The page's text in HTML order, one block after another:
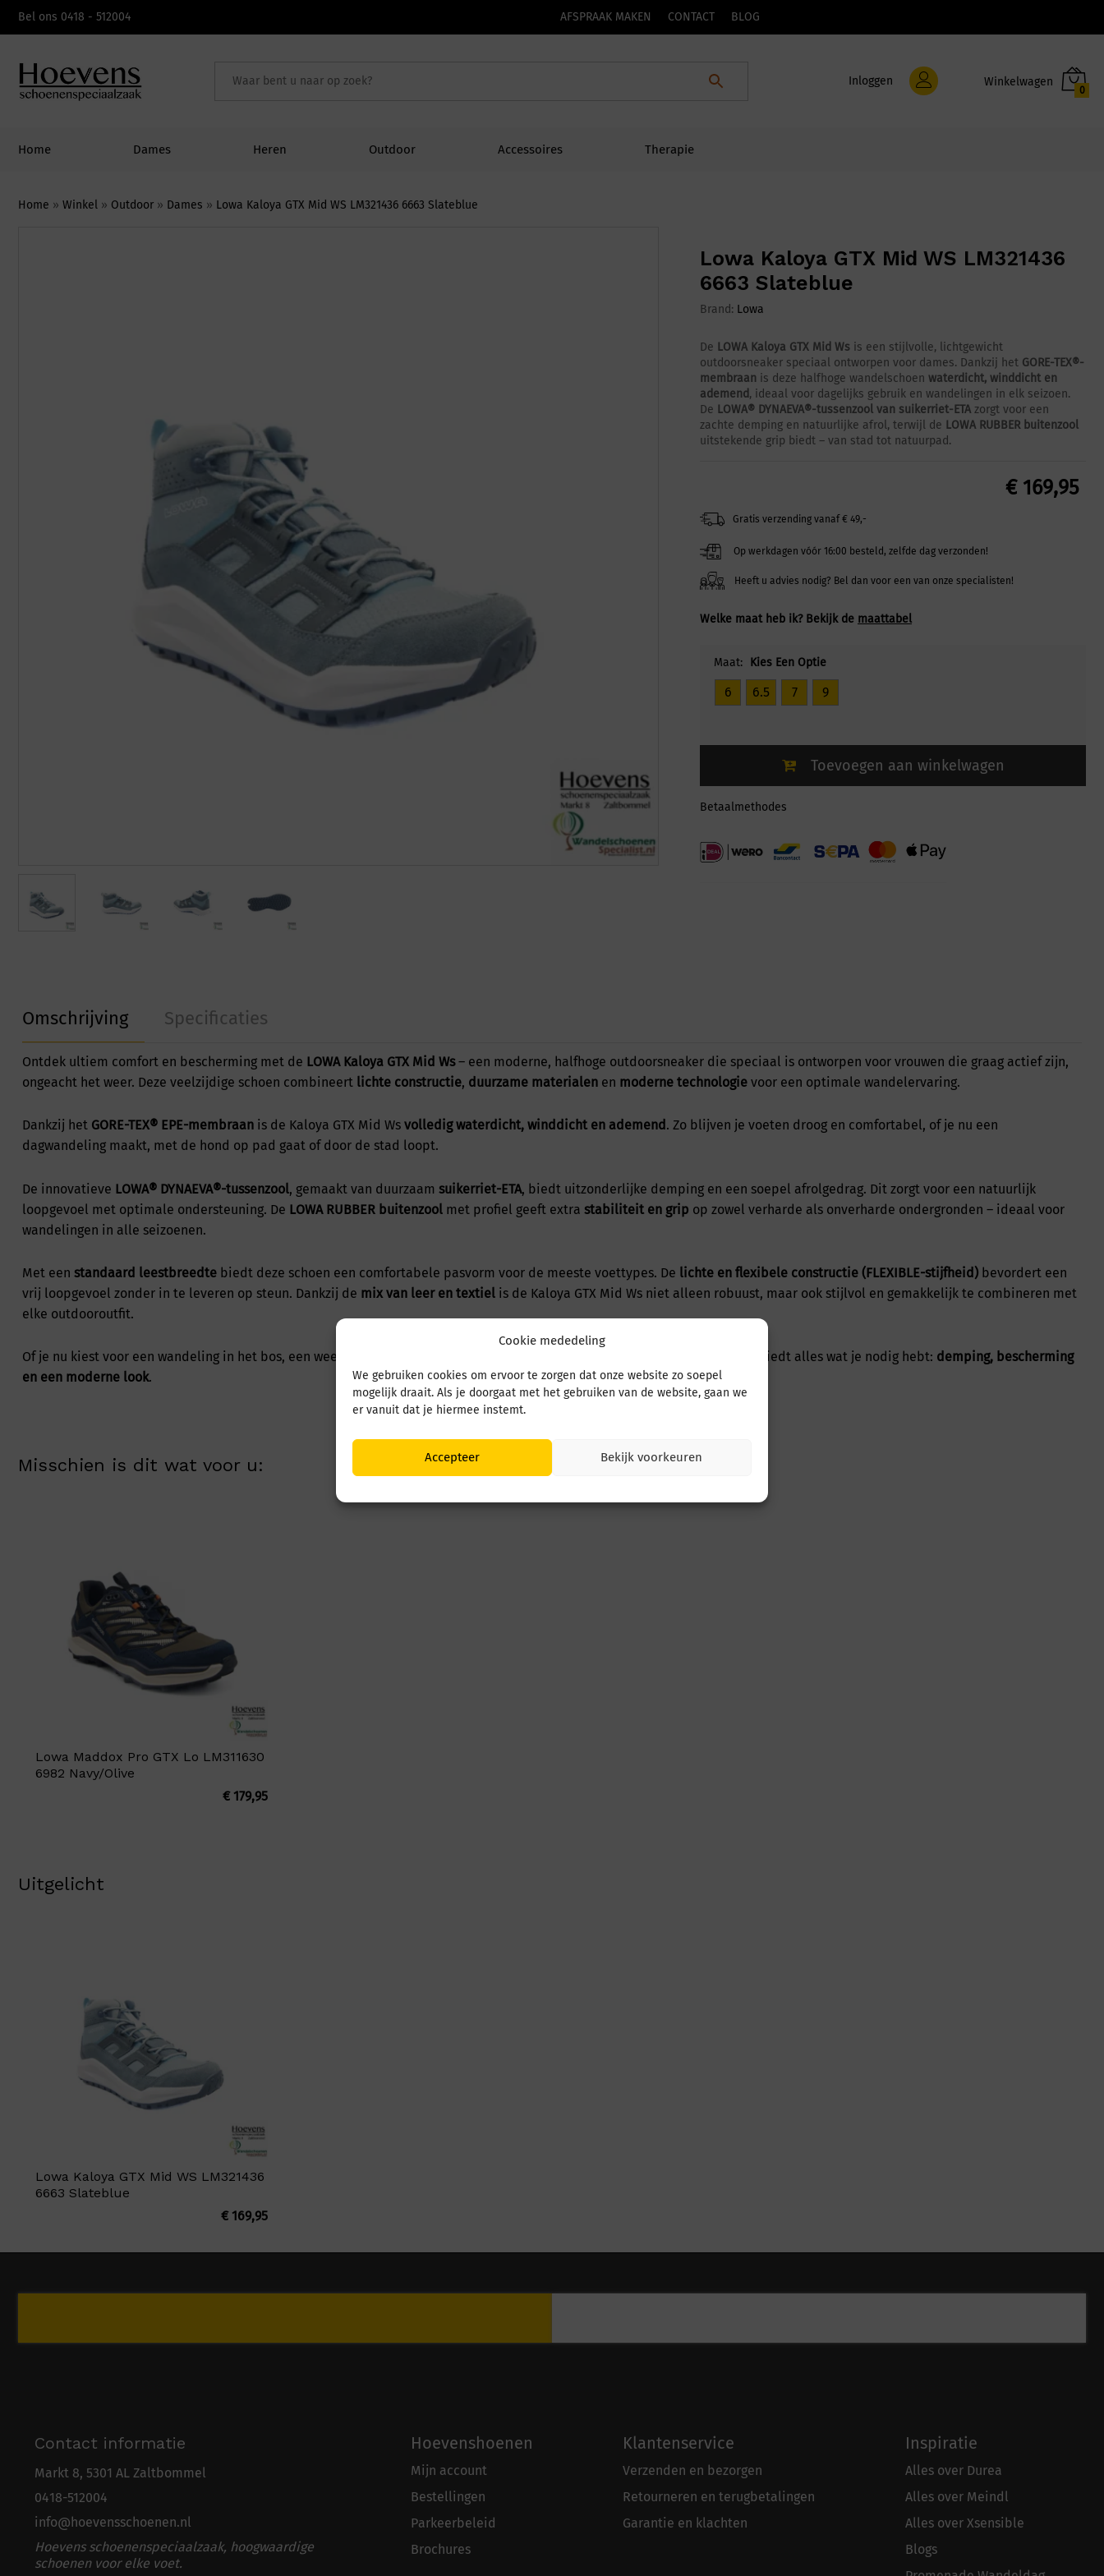
Cookie mededeling
We gebruiken cookies om ervoor te zorgen dat onze website zo soepel
mogelijk draait. Als je doorgaat met het gebruiken van de website, gaan we
er vanuit dat je hiermee instemt.
Accepteer Bekijk voorkeuren
Bel ons 0418 - 512004 AFSPRAAK MAKEN CONTACT BLOG
Inloggen
0
Home Dames Heren Outdoor Accessoires Therapie
Home » Winkel » Outdoor » Dames » Lowa Kaloya GTX Mid WS LM321436 6663 Slateblue
Lowa Kaloya GTX Mid WS LM321436
6663 Slateblue
Brand: Lowa
De LOWA Kaloya GTX Mid Ws is een stijlvolle, lichtgewicht
outdoorsneaker speciaal ontworpen voor dames. Dankzij het GORE-TEX®-
membraan is deze halfhoge wandelschoen waterdicht, winddicht en
ademend, ideaal voor dagelijks gebruik en wandelingen in elk seizoen.
De LOWA® DYNAEVA®-tussenzool van suikerriet-ETA zorgt voor een
zachte demping en natuurlijke afrol, terwijl de LOWA RUBBER buitenzool
uitstekende grip biedt – van stad tot natuurpad.
€169,95
Gratis verzending vanaf € 49,-
Op werkdagen vóór 16:00 besteld, zelfde dag verzonden!
Heeft u advies nodig? Bel dan voor een van onze specialisten!
Welke maat heb ik? Bekijk de maattabel
Maat: Kies Een Optie
6 6.5 7 9
Toevoegen aan winkelwagen
Betaalmethodes
Omschrijving Specificaties
Ontdek ultiem comfort en bescherming met de LOWA Kaloya GTX Mid Ws– een moderne, halfhoge outdoorsneaker die speciaal is ontworpen voor vrouwen die graag actief zijn,
ongeacht het weer. Deze veelzijdige schoen combineert lichte constructie, duurzame materialen en moderne technologie voor een optimale wandelervaring.
Dankzij het GORE-TEX® EPE-membraan is de Kaloya GTX Mid Ws volledig waterdicht, winddicht en ademend . Zo blijven je voeten droog en comfortabel, of je nu een
dagwandeling maakt, met de hond op pad gaat of door de stad loopt.
De innovatieve LOWA® DYNAEVA®-tussenzool, gemaakt van duurzaam suikerriet-ETA, biedt uitzonderlijke demping en een soepel afrolgedrag. Dit zorgt voor een natuurlijk
loopgevoel met optimale ondersteuning. De LOWA RUBBER buitenzool met profiel geeft extra stabiliteit en grip op zowel verharde als onverharde ondergronden – ideaal voor
wandelingen in alle seizoenen.
Met een standaard leestbreedte biedt deze schoen een comfortabele pasvorm voor de meeste voettypes. De lichte en flexibele constructie (FLEXIBLE-stijfheid) bevordert een
vrij loopgevoel zonder in te leveren op steun. Dankzij de mix van leer en textiel is de Kaloya GTX Mid Ws niet alleen robuust, maar ook stijlvol en gemakkelijk te combineren met
elke outdooroutfit.
Of je nu kiest voor een wandeling in het bos, een weekendje weg of gewoon dagelijks comfort – de biedt alles wat je nodig hebt: demping, bescherming
en een moderne look.
Misschien is dit wat voor u:
Lowa Maddox Pro GTX Lo LM311630
6982 Navy/Olive
€179,95
Uitgelicht
Lowa Kaloya GTX Mid WS LM321436
6663 Slateblue
€169,95
Contact informatie
Markt 8, 5301 AL Zaltbommel
0418-512004
info@hoevensschoenen.nl
Hoevens schoenenspeciaalzaak, hoogwaardige
schoenen voor elke voet.
Hoevenshoenen
Mijn account
Bestellingen
Parkeerbeleid
Brochures
Klantenservice
Verzenden en bezorgen
Retourneren en terugbetalingen
Garantie en klachten
Inspiratie
Alles over Durea
Alles over Meindl
Alles over Xsensible
Blogs